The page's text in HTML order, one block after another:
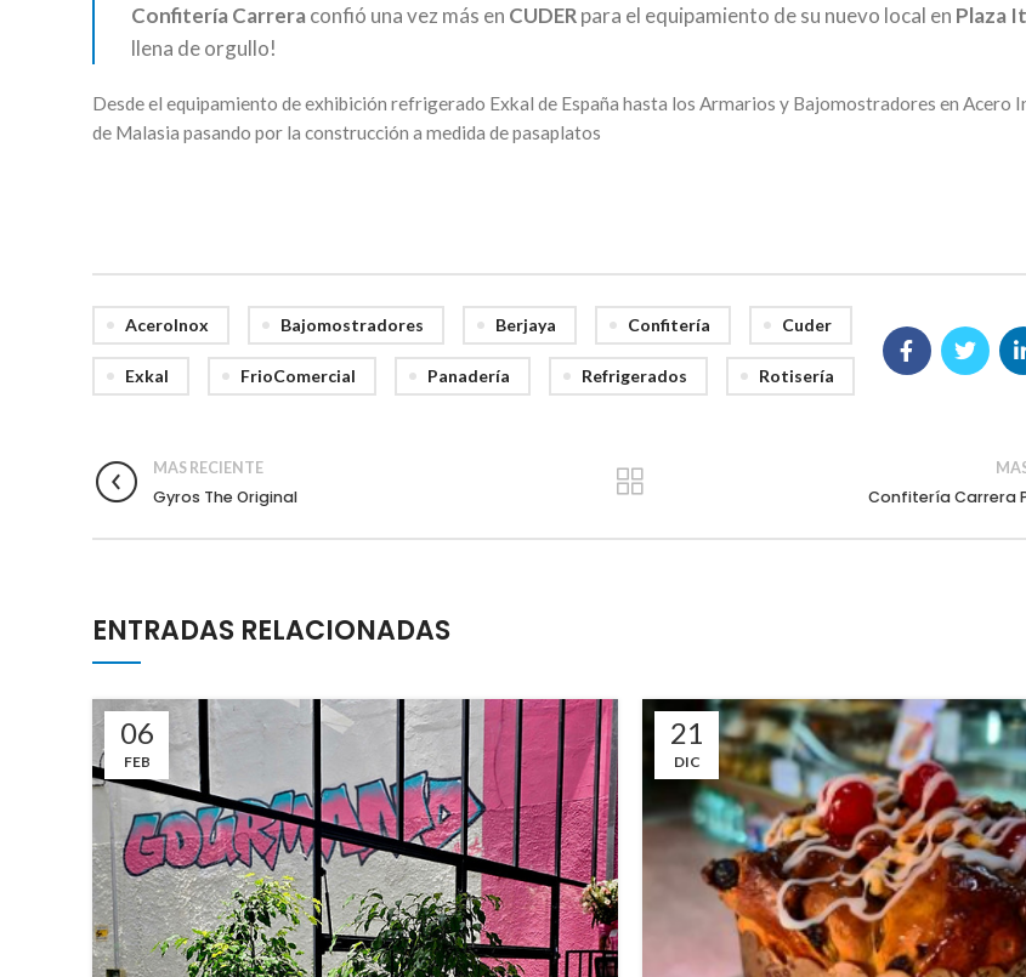
Confitería Carrera confió una vez más en CUDERpara el equipamiento de su nuevo local en Plaza
llena de orgullo!
Desde el equipamiento de exhibición refrigerado Exkal de España hasta los Armarios y Bajomostradores en Acero
de Malasia pasando por la construcción a medida de pasaplatos
AceroInox Bajomostradores Berjaya Confitería Cuder
Exkal FrioComercial Panadería Refrigerados Rotisería
MAS RECIENTE
Gyros The Original Confitería Carrera
ENTRADAS RELACIONADAS
06
FEB
21
DIC